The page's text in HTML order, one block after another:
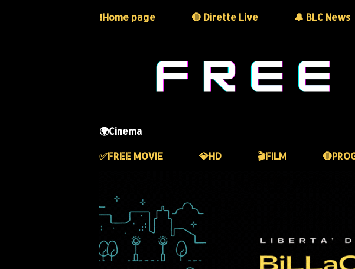
❗️Home page
🔴 Dirette Live 🔔 BLC News
🌍Cinema
✅️FREE MOVIE
💎HD 🎬FILM